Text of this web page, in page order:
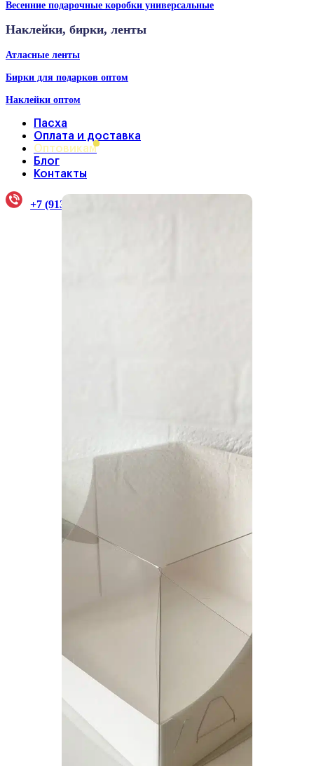
Весенние подарочные коробки универсальные
Наклейки, бирки, ленты
Атласные ленты
Бирки для подарков оптом
Наклейки оптом
Пасха
Оплата и доставка
Оптовикам
Блог
Контакты
+7 (913) 922-33-38